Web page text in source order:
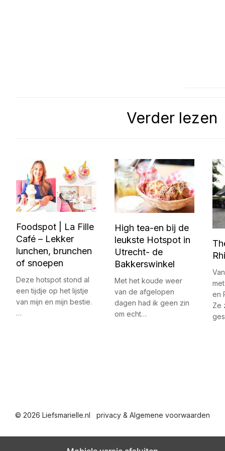
Verder lezen
Foodspot | La Fille
Café – Lekker
lunchen, brunchen
of snoepen
Deze hotspot stond al
een tijdje op het lijstje
van mijn en mijn bestie.
…
High tea-en bij de
leukste Hotspot in
Utrecht- de
Bakkerswinkel
Met het koude weer
van de afgelopen
dagen had ik geen zin
om echt…
en
Ze
© 2026 Liefsmarielle.nl privacy & Algemene voorwaarden